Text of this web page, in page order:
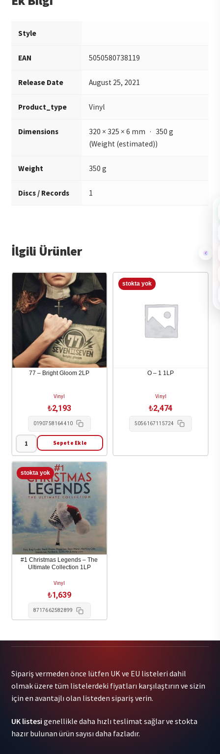
Style
EAN 5050580738119
Release Date August 25, 2021
Product_type Vinyl
Dimensions
320 × 325 × 6 mm · 350 g
(Weight (estimated))
Weight 350 g
Discs / Records 1
İlgili Ürünler
77 – Bright Gloom 2LP
Vinyl
₺2,193
0190758164410
77
-
Bright
Gloom
2LP
adet
Sepete Ekle
O – 1 1LP
Vinyl
₺2,474
5056167115724
#1 Christmas Legends – The
Ultimate Collection 1LP
Vinyl
₺1,639
8717662582899
Sipariş vermeden önce lütfen UK ve EU listeleri dahil
olmak üzere tüm listelerdeki fiyatları karşılaştırın ve sizin
için en avantajlı olan listeden sipariş verin.
UK listesi genellikle daha hızlı teslimat sağlar ve stokta
hazır bulunan ürün sayısı daha fazladır.